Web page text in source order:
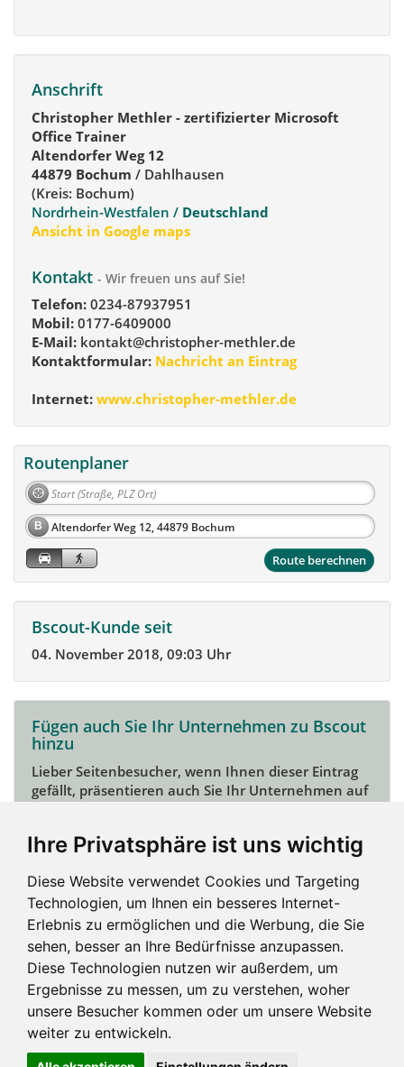
Ihre Privatsphäre ist uns wichtig
Diese Website verwendet Cookies und Targeting
Technologien, um Ihnen ein besseres Internet-
Erlebnis zu ermöglichen und die Werbung, die Sie
sehen, besser an Ihre Bedürfnisse anzupassen.
Diese Technologien nutzen wir außerdem, um
Ergebnisse zu messen, um zu verstehen, woher
unsere Besucher kommen oder um unsere Website
weiter zu entwickeln.
Anschrift
Christopher Methler - zertifizierter Microsoft
Office Trainer
Altendorfer Weg 12
44879 Bochum / Dahlhausen
(Kreis: Bochum)
Nordrhein-Westfalen / Deutschland
Ansicht in Google maps
Kontakt - Wir freuen uns auf Sie!
Telefon: 0234-87937951
Mobil: 0177-6409000
E-Mail: kontakt@christopher-methler.de
Kontaktformular: Nachricht an Eintrag
Internet: www.christopher-methler.de
Routenplaner
B
Route berechnen
Bscout-Kunde seit
04. November 2018, 09:03 Uhr
Fügen auch Sie Ihr Unternehmen zu Bscout
hinzu
Lieber Seitenbesucher, wenn Ihnen dieser Eintrag
gefällt, präsentieren auch Sie Ihr Unternehmen auf
Mein Unternehmen hinzufügen